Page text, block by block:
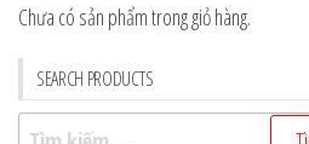
Chưa có sản phẩm trong giỏ hàng.
SEARCH PRODUCTS
Tìm